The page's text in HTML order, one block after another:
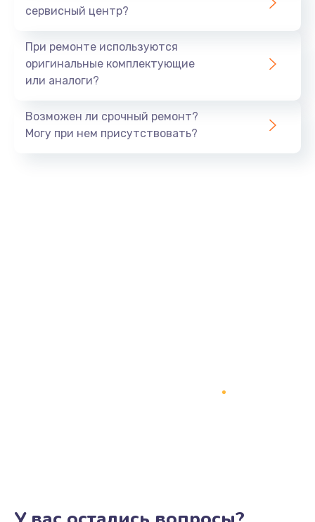
сервисный центр?
При ремонте используются
оригинальные комплектующие
или аналоги?
Возможен ли срочный ремонт?
Могу при нем присутствовать?